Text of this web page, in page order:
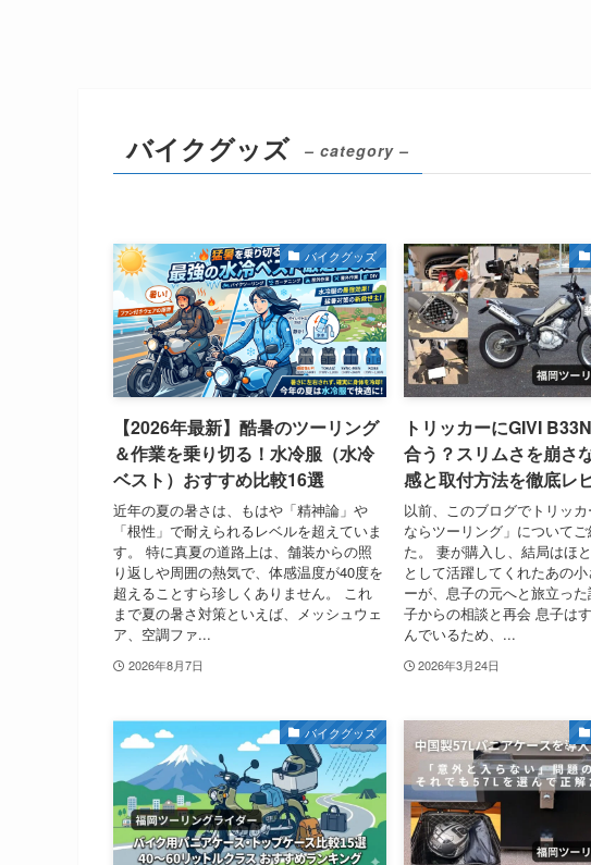
バイクグッズ – category –
バイクグッズ
【2026年最新】酷暑のツーリング
＆作業を乗り切る！水冷服（水冷
ベスト）おすすめ比較16選
近年の夏の暑さは、もはや「精神論」や
「根性」で耐えられるレベルを超えていま
す。 特に真夏の道路上は、舗装からの照
り返しや周囲の熱気で、体感温度が40度を
超えることすら珍しくありません。 これ
まで夏の暑さ対策といえば、メッシュウェ
ア、空調ファ...
2026年8月7日
トリッカーにGIVI
合う？スリムさを崩さ
感と取付方法を徹底レ
以前、このブログでトリッカ
ならツーリング」について
た。 妻が購入し、結局はほ
として活躍してくれたあの
ーが、息子の元へと旅立っ
子からの相談と再会 息子は
んでいるため、...
2026年3月24日
バイクグッズ